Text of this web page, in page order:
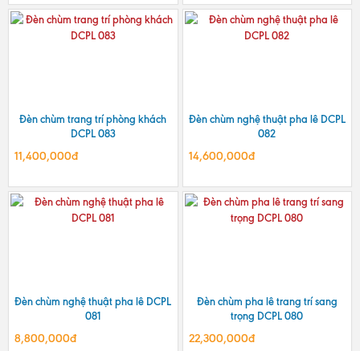
Đèn chùm trang trí phòng khách
DCPL 083
11,400,000đ
Đèn chùm nghệ thuật pha lê DCPL
082
14,600,000đ
Đèn chùm nghệ thuật pha lê DCPL
081
8,800,000đ
Đèn chùm pha lê trang trí sang
trọng DCPL 080
22,300,000đ